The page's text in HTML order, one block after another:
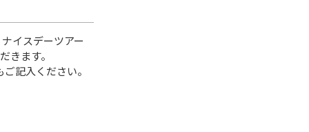
イスデーツアー
きます。
記入ください。